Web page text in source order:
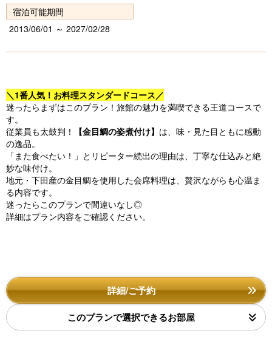
宿泊可能期間
2013/06/01 ～ 2027/02/28
＼1番人気！お料理スタンダードコース／
迷ったらまずはこのプラン！旅館の魅力を満喫できる王道コースで
す。
従業員も太鼓判！
【金目鯛の姿煮付け】 は、味・見た目ともに感動
の逸品。
「また食べたい！」とリピーター続出の理由は、丁寧な仕込みと絶
妙な味付け。
地元・下田産の金目鯛を使用した会席料理は、贅沢ながらも心温ま
る内容です。
迷ったらこのプランで間違いなし◎
詳細はプラン内容をご確認ください。
詳細/ご予約
このプランで選択できるお部屋